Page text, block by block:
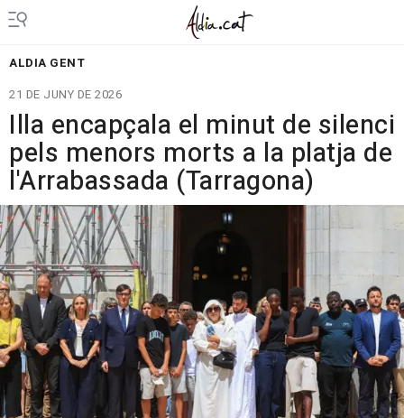
ALDIA GENT
21 DE JUNY DE 2026
Illa encapçala el minut de silenci
pels menors morts a la platja de
l'Arrabassada (Tarragona)